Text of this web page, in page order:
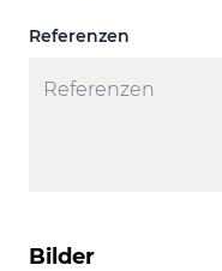
Referenzen
Bilder